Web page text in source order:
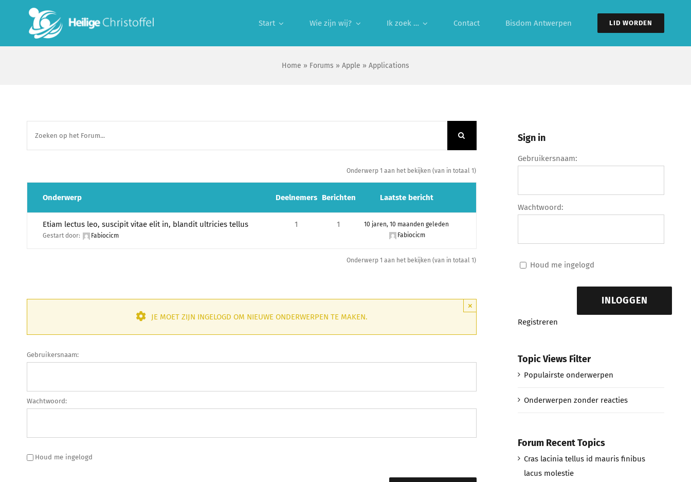
Start Wie zijn wij? Ik zoek … Contact Bisdom Antwerpen LID WORDEN
Home » Forums » Apple » Applications
Onderwerp 1 aan het bekijken (van in totaal 1)
Onderwerp Deelnemers Berichten Laatste bericht
Etiam lectus leo, suscipit vitae elit in, blandit ultricies tellus
Gestart door: Fabiocicm
1 1
10 jaren, 10 maanden geleden
Fabiocicm
Onderwerp 1 aan het bekijken (van in totaal 1)
×
JE MOET ZIJN INGELOGD OM NIEUWE ONDERWERPEN TE MAKEN.
Gebruikersnaam:
Wachtwoord:
Houd me ingelogd
Sign in
Gebruikersnaam:
Wachtwoord:
Houd me ingelogd
INLOGGEN
Registreren
Topic Views Filter
Populairste onderwerpen
Onderwerpen zonder reacties
Forum Recent Topics
Cras lacinia tellus id mauris finibus
lacus molestie